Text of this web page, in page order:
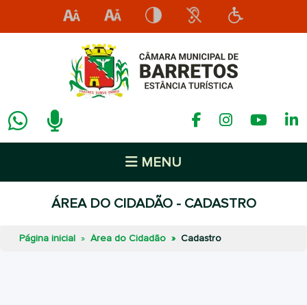
MENU
ÁREA DO CIDADÃO - CADASTRO
Página inicial Área do Cidadão Cadastro